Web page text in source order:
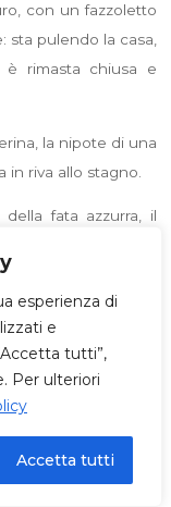
esperienza di
e
tutti”,
Per ulteriori
Accetta tutti
con un fazzoletto
sta pulendo la casa,
è rimasta chiusa e
la nipote di una
in riva allo stagno.
fata azzurra, il
vecchia. E ridono